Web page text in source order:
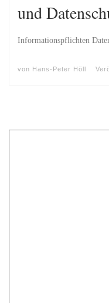
und
Informationspflichten
von Hans-Peter Höll